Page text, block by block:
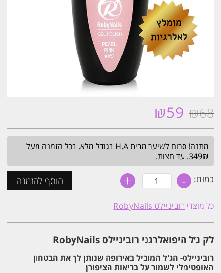
₪68
המחיר
היה:
₪68.
₪59
הוא:
₪59.
מתנה! סרום לשיער מבית H.A בגודל מלא. בכל הזמנה מעל
349₪. עד חצות.
כמות: - כמות
של
ג׳ל
היפואלרגני
רוביניילס
+ הוסף להזמנה
כל מוצרי רוביניילס RobyNails
לק ג׳ל היפואלרגני רוביניילס RobyNails
רוביניילס- הג'ל המוביל באירופה שנותן לך את הבטחון
האופטימלי לשמור על בריאות הציפורן